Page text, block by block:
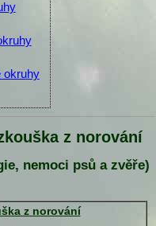
okruhy
z norování
nemoci psů a zvěře)
z norování